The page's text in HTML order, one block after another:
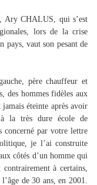
Ary CHALUS, qui s’est
lors de la crise
pays, vaut son pesant de
père chauffeur et
des hommes fidèles aux
jamais éteinte après avoir
à la très dure école de
concerné par votre lettre
je l’ai construite
côtés d’un homme qui
à certains,
de 30 ans, en 2001.